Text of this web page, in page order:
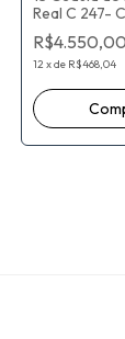
Real C 247-
Modelo /
Progressiva
R$4.550,00
12 xde R$468,04